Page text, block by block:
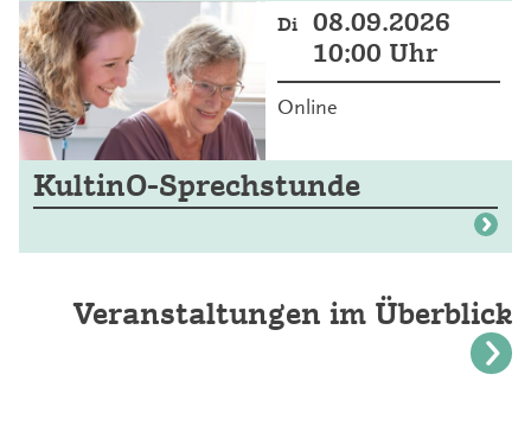
Di
08.09.2026
10:00 Uhr
Online
KultinO-Sprechstunde
Veranstaltungen im Überblick